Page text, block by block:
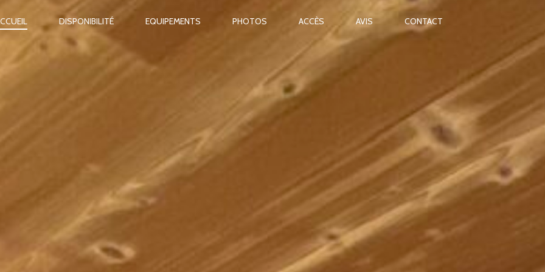
DISPONIBILITÉ EQUIPEMENTS PHOTOS ACCÈS AVIS CONTACT